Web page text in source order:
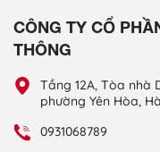
CÔNG TY CỔ
THÔNG
Tầng 12A, Tòa nhà
phường Yên Hòa,
0931068789